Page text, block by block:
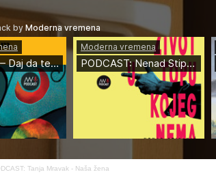
Tanja Mravak - Naša žena